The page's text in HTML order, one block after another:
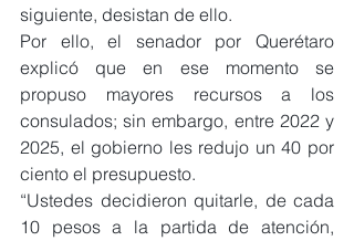
siguiente, desistan de ello.
Por ello, el senador por Querétaro
explicó que en ese momento se
propuso mayores recursos a los
consulados; sin embargo, entre 2022 y
2025, el gobierno les redujo un 40 por
ciento el presupuesto.
“Ustedes decidieron quitarle, de cada
10 pesos a la partida de atención,